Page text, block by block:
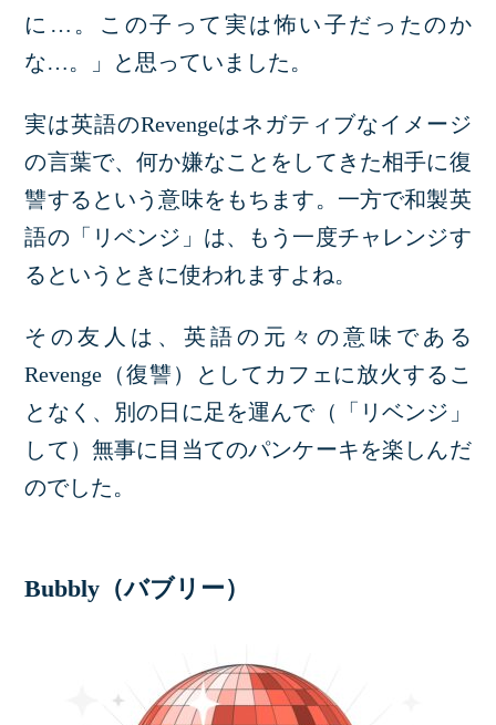
に…。この子って実は怖い子だったのか
な…。」と思っていました。
実は英語のRevengeはネガティブなイメージ
の言葉で、何か嫌なことをしてきた相手に復
讐するという意味をもちます。一方で和製英
語の「リベンジ」は、もう一度チャレンジす
るというときに使われますよね。
その友人は、英語の元々の意味である
Revenge（復讐）としてカフェに放火するこ
となく、別の日に足を運んで（「リベンジ」
して）無事に目当てのパンケーキを楽しんだ
のでした。
Bubbly（バブリー）